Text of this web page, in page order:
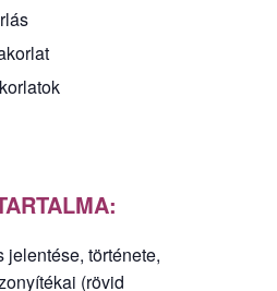
jelentése, története,
(rövid